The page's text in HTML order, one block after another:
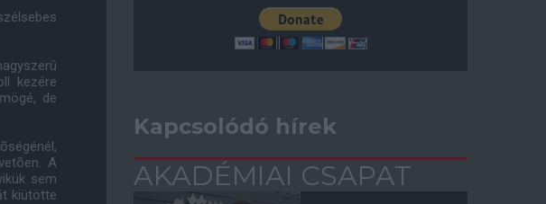
kezére
de
A
sem
kiütötte
Kapcsolódó hírek
AKADÉMIAI CSAPAT